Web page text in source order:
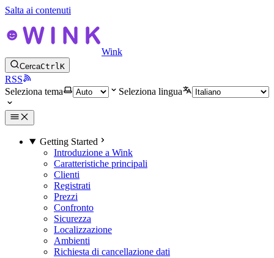
Salta ai contenuti
Wink
CercaCtrlK
RSS
Seleziona tema
Seleziona lingua
Getting Started
Introduzione a Wink
Caratteristiche principali
Clienti
Registrati
Prezzi
Confronto
Sicurezza
Localizzazione
Ambienti
Richiesta di cancellazione dati